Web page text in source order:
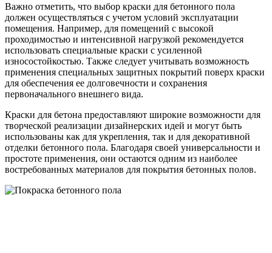
Важно отметить, что выбор краски для бетонного пола
должен осуществляться с учетом условий эксплуатации
помещения. Например, для помещений с высокой
проходимостью и интенсивной нагрузкой рекомендуется
использовать специальные краски с усиленной
износостойкостью. Также следует учитывать возможность
применения специальных защитных покрытий поверх краски
для обеспечения ее долговечности и сохранения
первоначального внешнего вида.
Краски для бетона предоставляют широкие возможности для
творческой реализации дизайнерских идей и могут быть
использованы как для укрепления, так и для декоративной
отделки бетонного пола. Благодаря своей универсальности и
простоте применения, они остаются одним из наиболее
востребованных материалов для покрытия бетонных полов.